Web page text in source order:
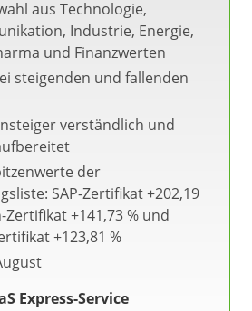
aus Technologie,
Industrie, Energie,
und Finanzwerten
steigenden und fallenden
verständlich und
der
SAP-Zertifikat +202,19
Zertifikat +141,73 % und
+123,81 %
Express-Service